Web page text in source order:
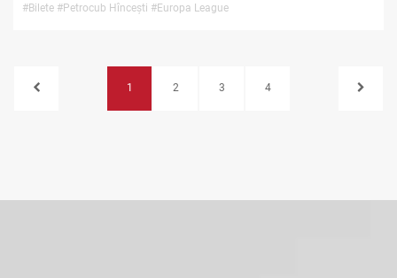
#Bilete #Petrocub Hîncești #Europa League
1 2 3 4